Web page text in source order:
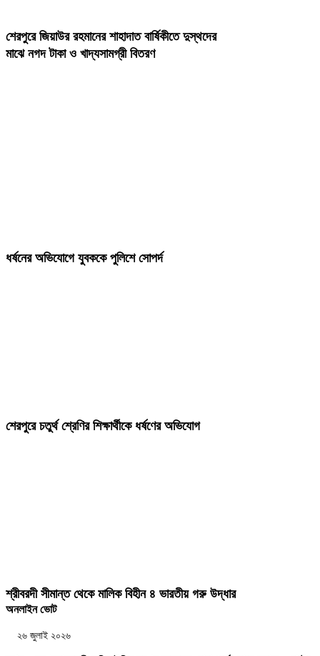
শেরপুরে জিয়াউর রহমানের শাহাদাত বার্ষিকীতে দুস্থদের
মাঝে নগদ টাকা ও খাদ্যসামগ্রী বিতরণ
ধর্ষনের অভিযোগে যুবককে পুলিশে সোপর্দ
শেরপুরে চতুর্থ শ্রেণির শিক্ষার্থীকে ধর্ষণের অভিযোগ
শ্রীবরদী সীমান্ত থেকে মালিক বিহীন ৪ ভারতীয় গরু উদ্ধার
অনলাইন ভোট
২৬ জুলাই ২০২৬